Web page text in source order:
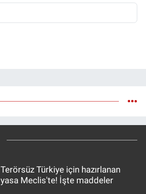
Terörsüz Türkiye için hazırlanan
yasa Meclis'te! İşte maddeler